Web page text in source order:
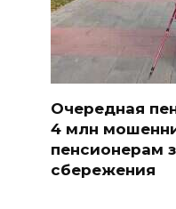
Очередная
4 млн
пенсионерам
сбережения